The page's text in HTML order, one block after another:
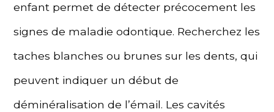
enfant permet de détecter précocement les
signes de maladie odontique. Recherchez les
taches blanches ou brunes sur les dents, qui
peuvent indiquer un début de
déminéralisation de l’émail. Les cavités